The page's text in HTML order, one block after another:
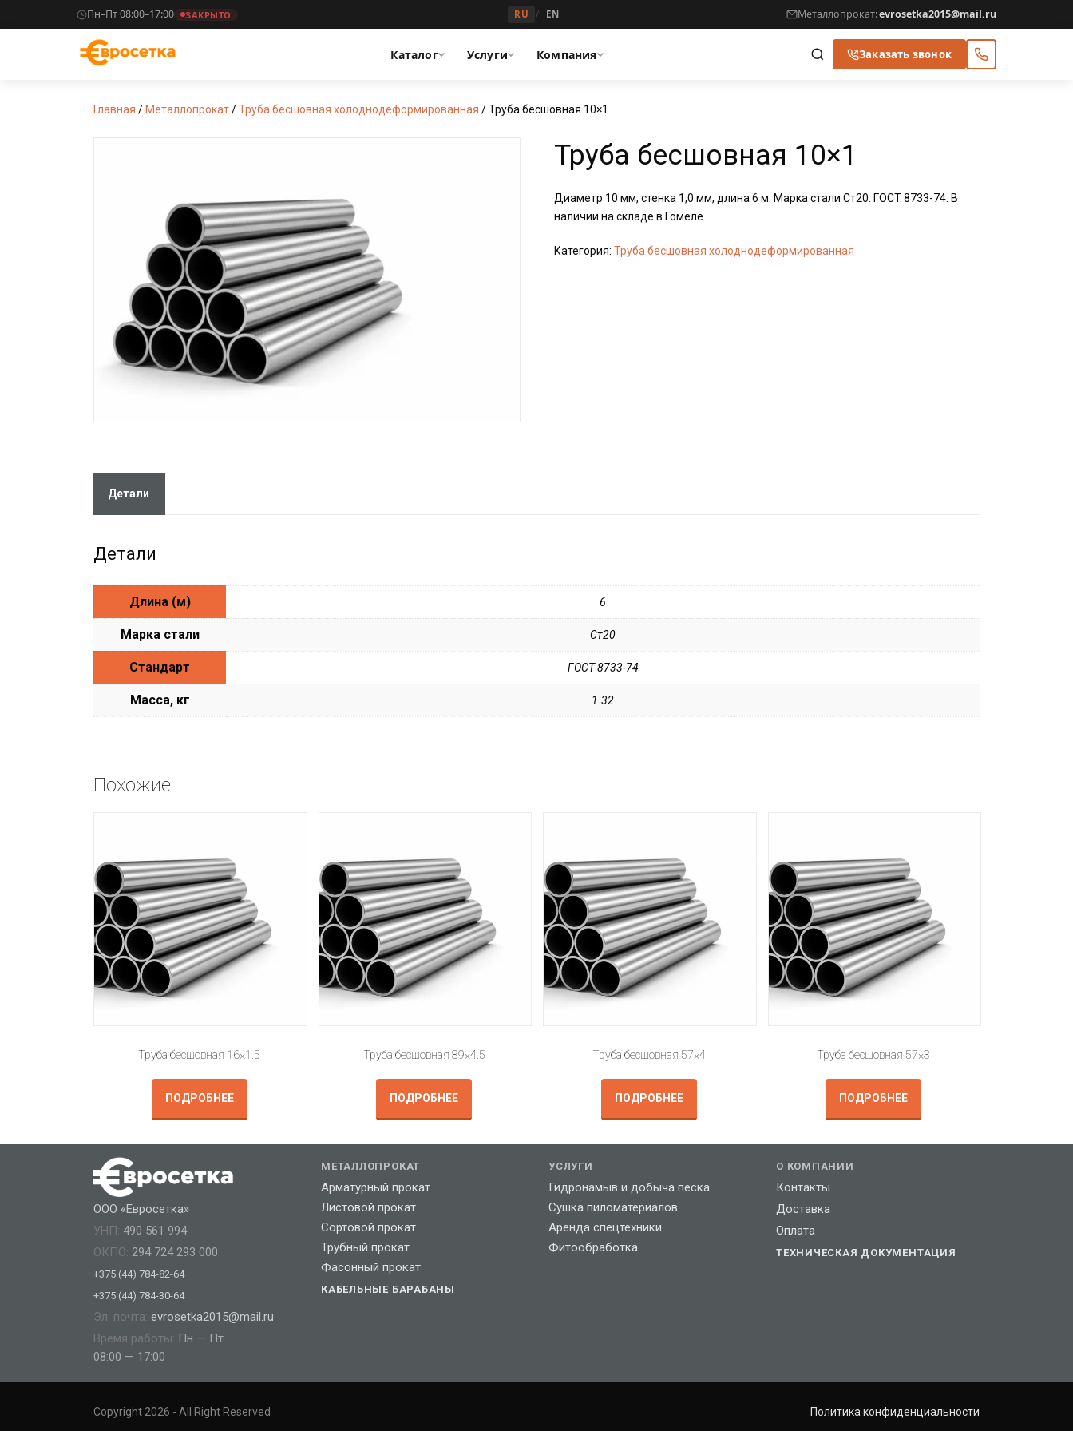
Пн–Пт 08:00–17:00 ЗАКРЫТО RU / EN Металлопрокат:evrosetka2015@mail.ru
Каталог Услуги Компания Заказать звонок
Главная / Металлопрокат/Труба бесшовная холоднодеформированная / Труба бесшовная 10×1
Труба бесшовная 10×1
Диаметр 10 мм, стенка 1,0 мм, длина 6 м. Марка стали Ст20. ГОСТ 8733-74. В
наличии на складе в Гомеле.
Категория:Труба бесшовная холоднодеформированная
Детали
Детали
Длина (м) 6
Марка стали Ст20
Стандарт ГОСТ 8733-74
Масса, кг 1.32
Похожие
Труба бесшовная 16×1.5
ПОДРОБНЕЕ
Труба бесшовная 89×4.5
ПОДРОБНЕЕ
Труба бесшовная 57×4
ПОДРОБНЕЕ
Труба бесшовная 57×3
ПОДРОБНЕЕ
ООО «Евросетка»
УНП: 490 561 994
ОКПО: 294 724 293 000
+375 (44) 784-82-64
+375 (44) 784-30-64
Эл. почта: evrosetka2015@mail.ru
Время работы: Пн — Пт
08:00 — 17:00
МЕТАЛЛОПРОКАТ
Арматурный прокат
Листовой прокат
Сортовой прокат
Трубный прокат
Фасонный прокат
КАБЕЛЬНЫЕ БАРАБАНЫ
УСЛУГИ
Гидронамыв и добыча песка
Сушка пиломатериалов
Аренда спецтехники
Фитообработка
О КОМПАНИИ
Контакты
Доставка
Оплата
ТЕХНИЧЕСКАЯ ДОКУМЕНТАЦИЯ
Copyright 2026 - All Right Reserved Политика конфиденциальности